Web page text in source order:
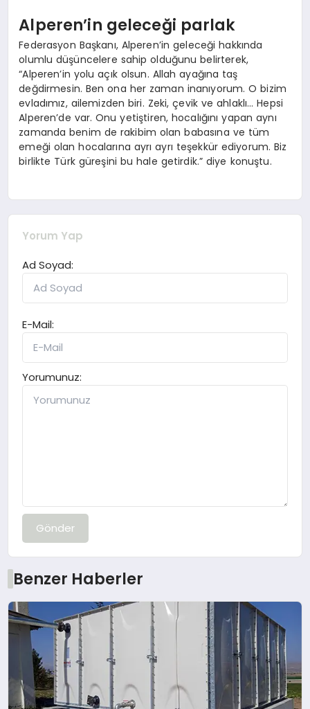
Alperen’in geleceği parlak
Federasyon Başkanı, Alperen’in geleceği hakkında
olumlu düşüncelere sahip olduğunu belirterek,
“Alperen’in yolu açık olsun. Allah ayağına taş
değdirmesin. Ben ona her zaman inanıyorum. O bizim
evladımız, ailemizden biri. Zeki, çevik ve ahlaklı… Hepsi
Alperen’de var. Onu yetiştiren, hocalığını yapan aynı
zamanda benim de rakibim olan babasına ve tüm
emeği olan hocalarına ayrı ayrı teşekkür ediyorum. Biz
birlikte Türk güreşini bu hale getirdik.” diye konuştu.
Yorum Yap
Ad Soyad:
E-Mail:
Yorumunuz:
Gönder
Benzer Haberler